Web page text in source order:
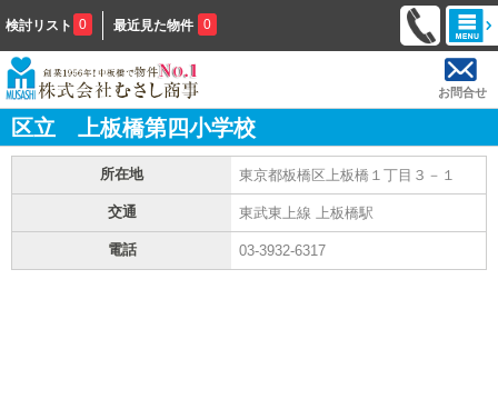
検討リスト 0 最近見た物件 0
お問合せ
区立 上板橋第四小学校
所在地 東京都板橋区上板橋１丁目３－１
交通 東武東上線 上板橋駅
電話 03-3932-6317